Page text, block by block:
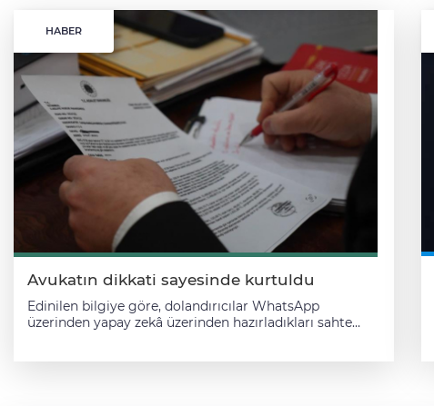
HABER
Avukatın dikkati sayesinde kurtuldu
Edinilen bilgiye göre, dolandırıcılar WhatsApp
üzerinden yapay zekâ üzerinden hazırladıkları sahte